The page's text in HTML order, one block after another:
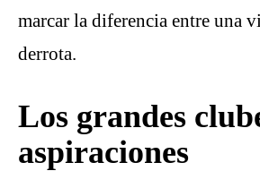
marcar la diferencia entre una
derrota.
Los grandes
aspiraciones